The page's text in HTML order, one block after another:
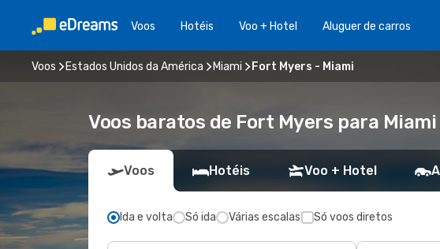
Voos Hotéis Voo + Hotel Aluguer de carros
Voos Estados Unidos da América Miami Fort Myers - Miami
Voos baratos de Fort Myers para Miami
Voos Hotéis Voo + Hotel
Ida e volta Só ida Várias escalas Só voos diretos